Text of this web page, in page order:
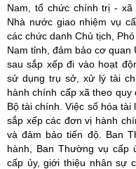
Nam, tổ chức chính trị -
Nhà nước giao nhiệm vụ
các chức danh Chủ tịch,
Nam tỉnh, đảm bảo cơ quan
sau sắp xếp đi vào hoạt
sử dụng trụ sở, xử lý tài
hành chính cấp xã theo
Bộ tài chính. Việc số hóa
sắp xếp các đơn vị hành
và đảm bảo tiến độ. Ban
hành, Ban Thường vụ cấp
cấp ủy, giới thiệu nhân sự